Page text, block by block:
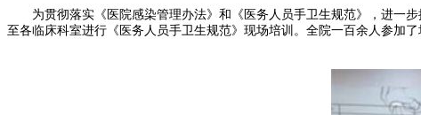
为贯彻落实《医院感染管理办法》和《医务人员手卫生规范》，进一步
至各临床科室进行《医务人员手卫生规范》现场培训。全院一百余人参加了